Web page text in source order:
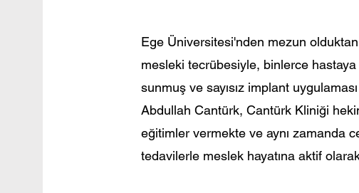
Ege Üniversitesi'nden mezun olduktan
mesleki tecrübesiyle, binlerce hastaya
sunmuş ve sayısız implant
Abdullah Cantürk, Cantürk Kliniği
eğitimler vermekte ve aynı zamanda
tedavilerle meslek hayatına aktif